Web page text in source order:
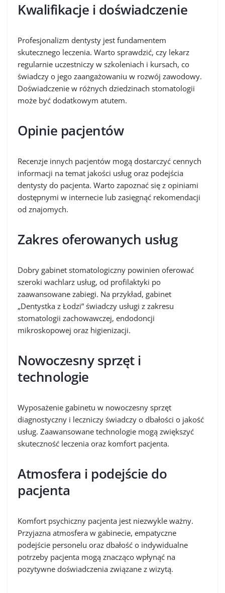
Kwalifikacje i doświadczenie
Profesjonalizm dentysty jest fundamentem
skutecznego leczenia. Warto sprawdzić, czy lekarz
regularnie uczestniczy w szkoleniach i kursach, co
świadczy o jego zaangażowaniu w rozwój zawodowy.
Doświadczenie w różnych dziedzinach stomatologii
może być dodatkowym atutem.
Opinie pacjentów
Recenzje innych pacjentów mogą dostarczyć cennych
informacji na temat jakości usług oraz podejścia
dentysty do pacjenta. Warto zapoznać się z opiniami
dostępnymi w internecie lub zasięgnąć rekomendacji
od znajomych.
Zakres oferowanych usług
Dobry gabinet stomatologiczny powinien oferować
szeroki wachlarz usług, od profilaktyki po
zaawansowane zabiegi. Na przykład, gabinet
„Dentystka z Łodzi” świadczy usługi z zakresu
stomatologii zachowawczej, endodoncji
mikroskopowej oraz higienizacji.
Nowoczesny sprzęt i
technologie
Wyposażenie gabinetu w nowoczesny sprzęt
diagnostyczny i leczniczy świadczy o dbałości o jakość
usług. Zaawansowane technologie mogą zwiększyć
skuteczność leczenia oraz komfort pacjenta.
Atmosfera i podejście do
pacjenta
Komfort psychiczny pacjenta jest niezwykle ważny.
Przyjazna atmosfera w gabinecie, empatyczne
podejście personelu oraz dbałość o indywidualne
potrzeby pacjenta mogą znacząco wpłynąć na
pozytywne doświadczenia związane z wizytą.